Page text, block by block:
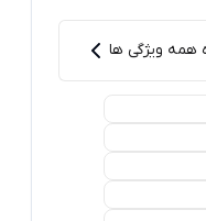
همه ویژگی ها